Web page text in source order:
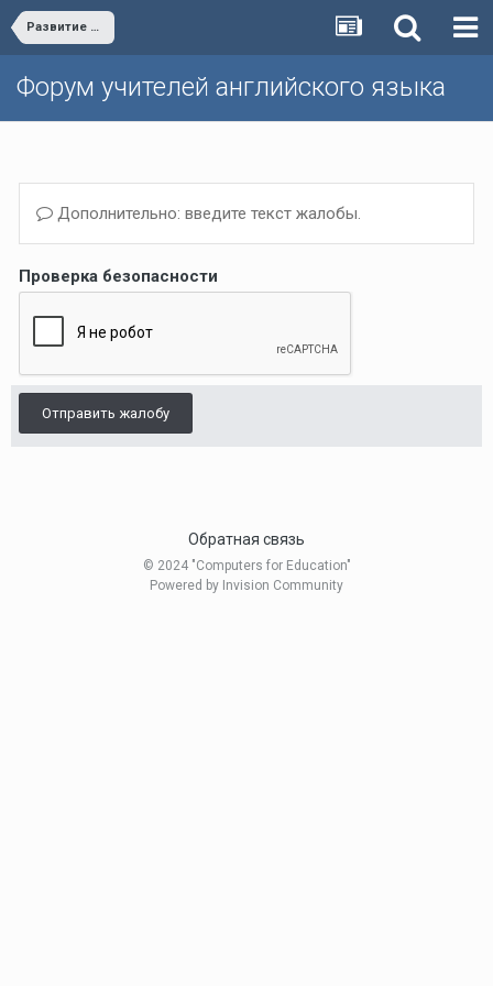
Развитие и обучение дошкольников (не только английскому)
Форум учителей английского языка
Дополнительно: введите текст жалобы.
Проверка безопасности
Отправить жалобу
Обратная связь
© 2024 "Computers for Education"
Powered by Invision Community